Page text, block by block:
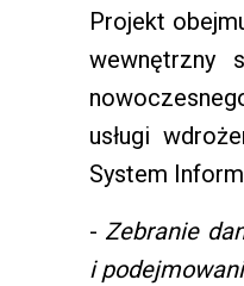
Projekt
wewnętrzny
usługi
System
- Zebranie
i